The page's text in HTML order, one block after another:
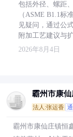
包括外径、螺距
（ASME B1.1标
见疑问，通过公
附加工艺建议与
2026年8月4日
霸州市康
法人:张运香
霸州市康仙庄镇恒